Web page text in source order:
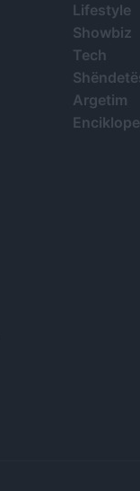
Lifestyle
Showbiz
Tech
Argetim